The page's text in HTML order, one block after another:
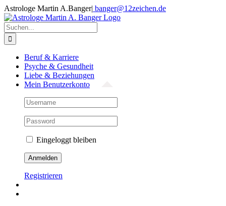
Zum
Inhalt
springen
Astrologe Martin A.Banger| banger@12zeichen.de
Facebook
Suche
nach:
Beruf & Karriere
Psyche & Gesundheit
Liebe & Beziehungen
Mein Benutzerkonto
Eingeloggt bleiben
Registrieren